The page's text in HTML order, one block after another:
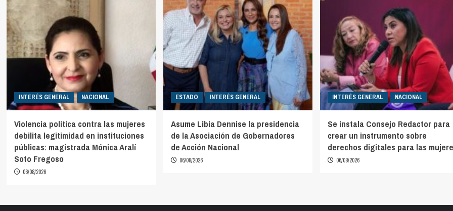
INTERÉS GENERAL NACIONAL
Violencia política contra las mujeres
debilita legitimidad en instituciones
públicas: magistrada Mónica Aralí
Soto Fregoso
06/08/2026
ESTADO INTERÉS GENERAL
Asume Libia Dennise la presidencia
de la Asociación de Gobernadores
de Acción Nacional
06/08/2026
INTERÉS GENERAL NACIONAL
Se instala Consejo Redactor para
crear un instrumento sobre
derechos digitales para las
06/08/2026